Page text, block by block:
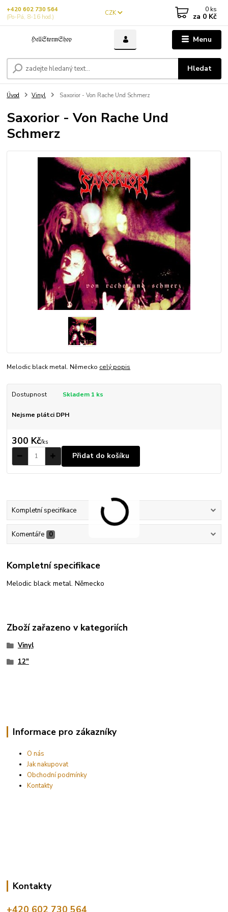
Menu
CZK
Hledat
+420 602 730 564
(Po-Pá, 8-16 hod.)
0 ks
za 0 Kč
Úvod Vinyl Saxorior - Von Rache Und Schmerz
Saxorior - Von Rache Und
Schmerz
Melodic black metal. Německo celý popis
Dostupnost Skladem 1 ks
Nejsme plátci DPH
300 Kč/ks
Přidat do košíku
Kompletní specifikace
Komentáře 0
Kompletní specifikace
Melodic black metal. Německo
Zboží zařazeno v kategoriích
Vinyl
12"
Informace pro zákazníky
O nás
Jak nakupovat
Obchodní podmínky
Kontakty
Kontakty
+420 602 730 564